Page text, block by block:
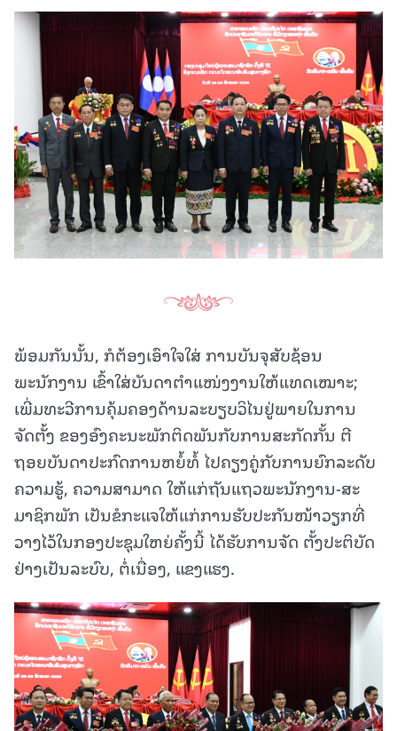
ພ້ອມກັນນັ້ນ, ກໍຕ້ອງເອົາໃຈໃສ່ ການບັນຈຸສັບຊ້ອນ
ພະນັກງານ ເຂົ້າໃສ່ບັນດາຕໍາແໜ່ງງານໃຫ້ແທດເໝາະ;
ເພີ່ມທະວີການຄຸ້ມຄອງດ້ານລະບຽບວິໄນຢູ່ພາຍໃນການ
ຈັດຕັ້ງ ຂອງອົງຄະນະພັກຕິດພັນກັບການສະກັດກັ້ນ ຕີ
ຖອຍບັນດາປະກົດການຫຍໍ້ທໍ້ ໄປຄຽງຄູ່ກັບການຍົກລະດັບ
ຄວາມຮູ້, ຄວາມສາມາດ ໃຫ້ແກ່ຖັນແຖວພະນັກງານ-ສະ
ມາຊິກພັກ ເປັນຂໍກະແຈໃຫ້ແກ່ການຮັບປະກັນໜ້າວຽກທີ່
ວາງໄວ້ໃນກອງປະຊຸມໃຫຍ່ຄັ້ງນີ້ ໄດ້ຮັບການຈັດ ຕັ້ງປະຕິບັດ
ຢ່າງເປັນລະບົບ, ຕໍ່ເນື່ອງ, ແຂງແຮງ.